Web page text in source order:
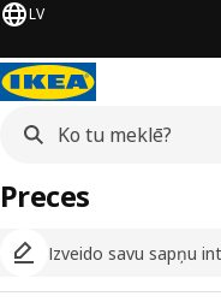
LV
Izveido savu sapņu
Preces